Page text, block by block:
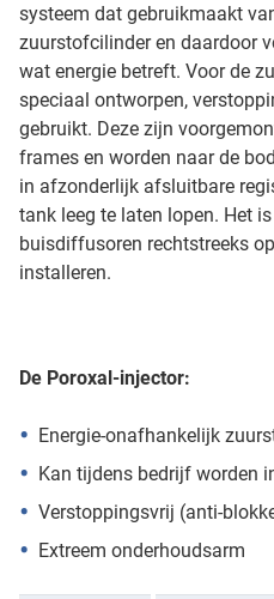
systeem dat gebruikmaakt
zuurstofcilinder en daardoor
wat energie betreft. Voor de
speciaal ontworpen,
gebruikt. Deze zijn
frames en worden naar de
in afzonderlijk afsluitbare
tank leeg te laten lopen. Het
buisdiffusoren rechtstreeks
installeren.
De Poroxal-injector:
Energie-onafhankelijk
Kan tijdens bedrijf worden
Verstoppingsvrij (anti-
Extreem onderhoudsarm